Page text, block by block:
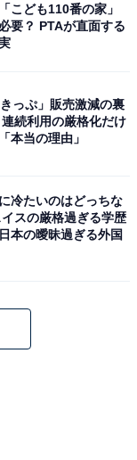
です。ニューイ
でもありま
ターハイ1500m
。トラック種目
、大学へは進学
しています。日
こども110番の家」
要？ PTAが直面する
きっぷ」販売激減の裏
続利用の厳格化だけ
本当の理由」
に冷たいのはどっちな
スの厳格過ぎる学歴
本の曖昧過ぎる外国